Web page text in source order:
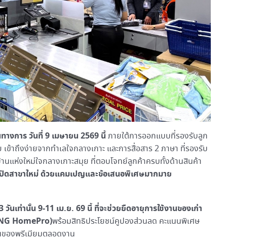
างการ วันที่9 เมษายน 2569 นี้ ภายใต้การออกแบบที่รองรับลูก
ถึงง่ายจากทำเลใจกลางเกาะ และการสื่อสาร 2 ภาษา ที่รองรับ
แห่งใหม่ใจกลางเกาะสมุย ที่ตอบโจทย์ลูกค้าครบทั้งด้านสินค้า
ดสาขาใหม่ ด้วยแคมเปญและข้อเสนอพิเศษมากมาย
วันเท่านั้น 9-11 เม.ย. 69 นี้ ที่จะช่วยยืดอายุการใช้งานของเก่า
HomePro)พร้อมสิทธิประโยชน์คูปองส่วนลด คะแนนพิเศษ
องพรีเมียมตลอดงาน